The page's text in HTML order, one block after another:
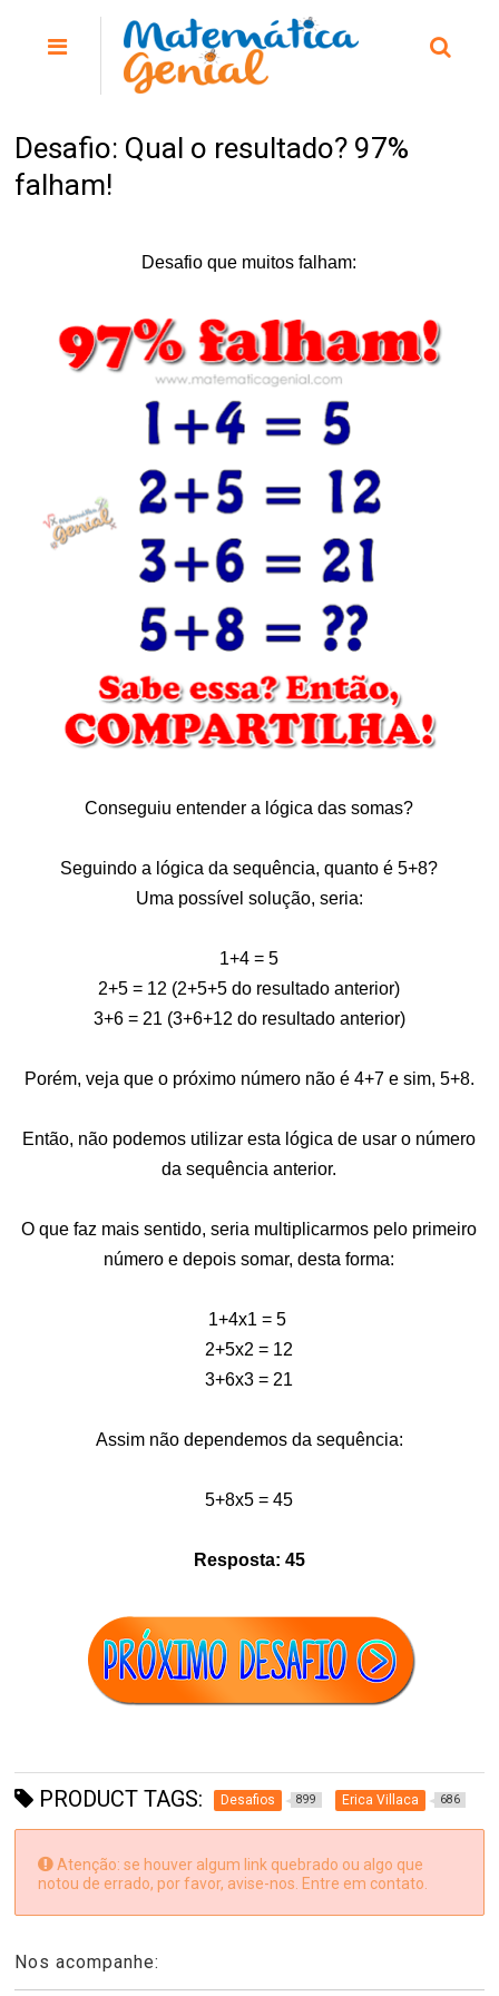
Desafio: Qual o resultado? 97%
falham!
Desafio que muitos falham:
Conseguiu entender a lógica das somas?
Seguindo a lógica da sequência, quanto é 5+8?
Uma possível solução, seria:
1+4 = 5
2+5 = 12 (2+5+5 do resultado anterior)
3+6 = 21 (3+6+12 do resultado anterior)
Porém, veja que o próximo número não é 4+7 e sim, 5+8.
Então, não podemos utilizar esta lógica de usar o número
da sequência anterior.
O que faz mais sentido, seria multiplicarmos pelo primeiro
número e depois somar, desta forma:
1+4x1 = 5
2+5x2 = 12
3+6x3 = 21
Assim não dependemos da sequência:
5+8x5 = 45
Resposta: 45
PRODUCT TAGS: Desafios 899 Erica Villaca 686
Atenção: se houver algum link quebrado ou algo que
notou de errado, por favor, avise-nos. Entre em contato.
Nos acompanhe: